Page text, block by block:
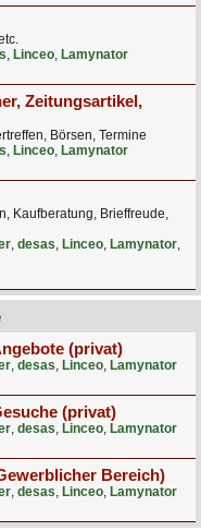
, Linceo, Lamynator
Zeitungsartikel,
Börsen, Termine
, Linceo, Lamynator
Kaufberatung, Brieffreude,
, desas, Linceo, Lamynator,
(privat)
, desas, Linceo, Lamynator
(privat)
, desas, Linceo, Lamynator
Bereich)
, desas, Linceo, Lamynator